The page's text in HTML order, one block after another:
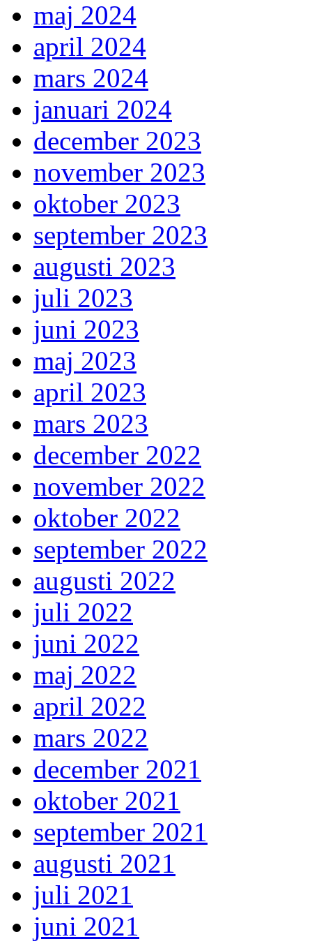
maj 2024
april 2024
mars 2024
januari 2024
december 2023
november 2023
oktober 2023
september 2023
augusti 2023
juli 2023
juni 2023
maj 2023
april 2023
mars 2023
december 2022
november 2022
oktober 2022
september 2022
augusti 2022
juli 2022
juni 2022
maj 2022
april 2022
mars 2022
december 2021
oktober 2021
september 2021
augusti 2021
juli 2021
juni 2021